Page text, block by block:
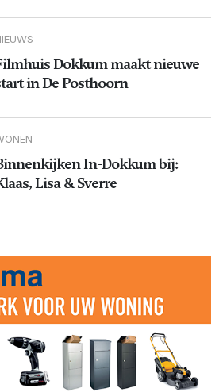
Dokkum maakt nieuwe
in De Posthoorn
In-Dokkum bij:
Lisa & Sverre